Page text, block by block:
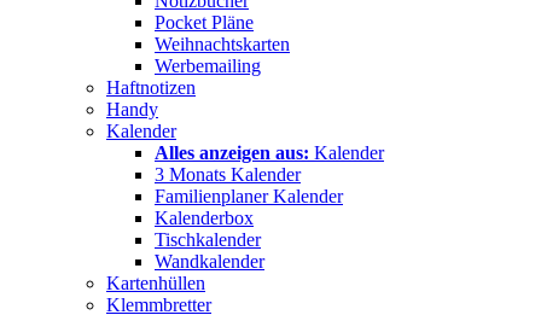
Pocket Pläne
Weihnachtskarten
Werbemailing
Haftnotizen
Handy
Kalender
Alles anzeigen aus: Kalender
3 Monats Kalender
Familienplaner Kalender
Kalenderbox
Tischkalender
Wandkalender
Kartenhüllen
Klemmbretter